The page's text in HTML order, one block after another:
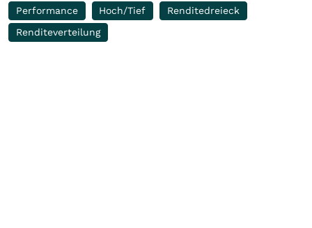
Performance Hoch/Tief
Renditedreieck
Renditeverteilung